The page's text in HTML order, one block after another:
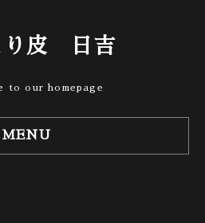
り皮 日吉
to our homepage
MENU